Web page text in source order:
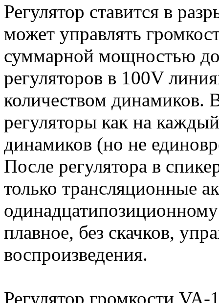
Регулятор ставится в
может управлять
суммарной мощностью
регуляторов в 100V
количеством динамиков.
регуляторы как на
динамиков (но не
После регулятора в
только трансляционные
плавное, без скачков,
воспроизведения.
Регулятор громкости